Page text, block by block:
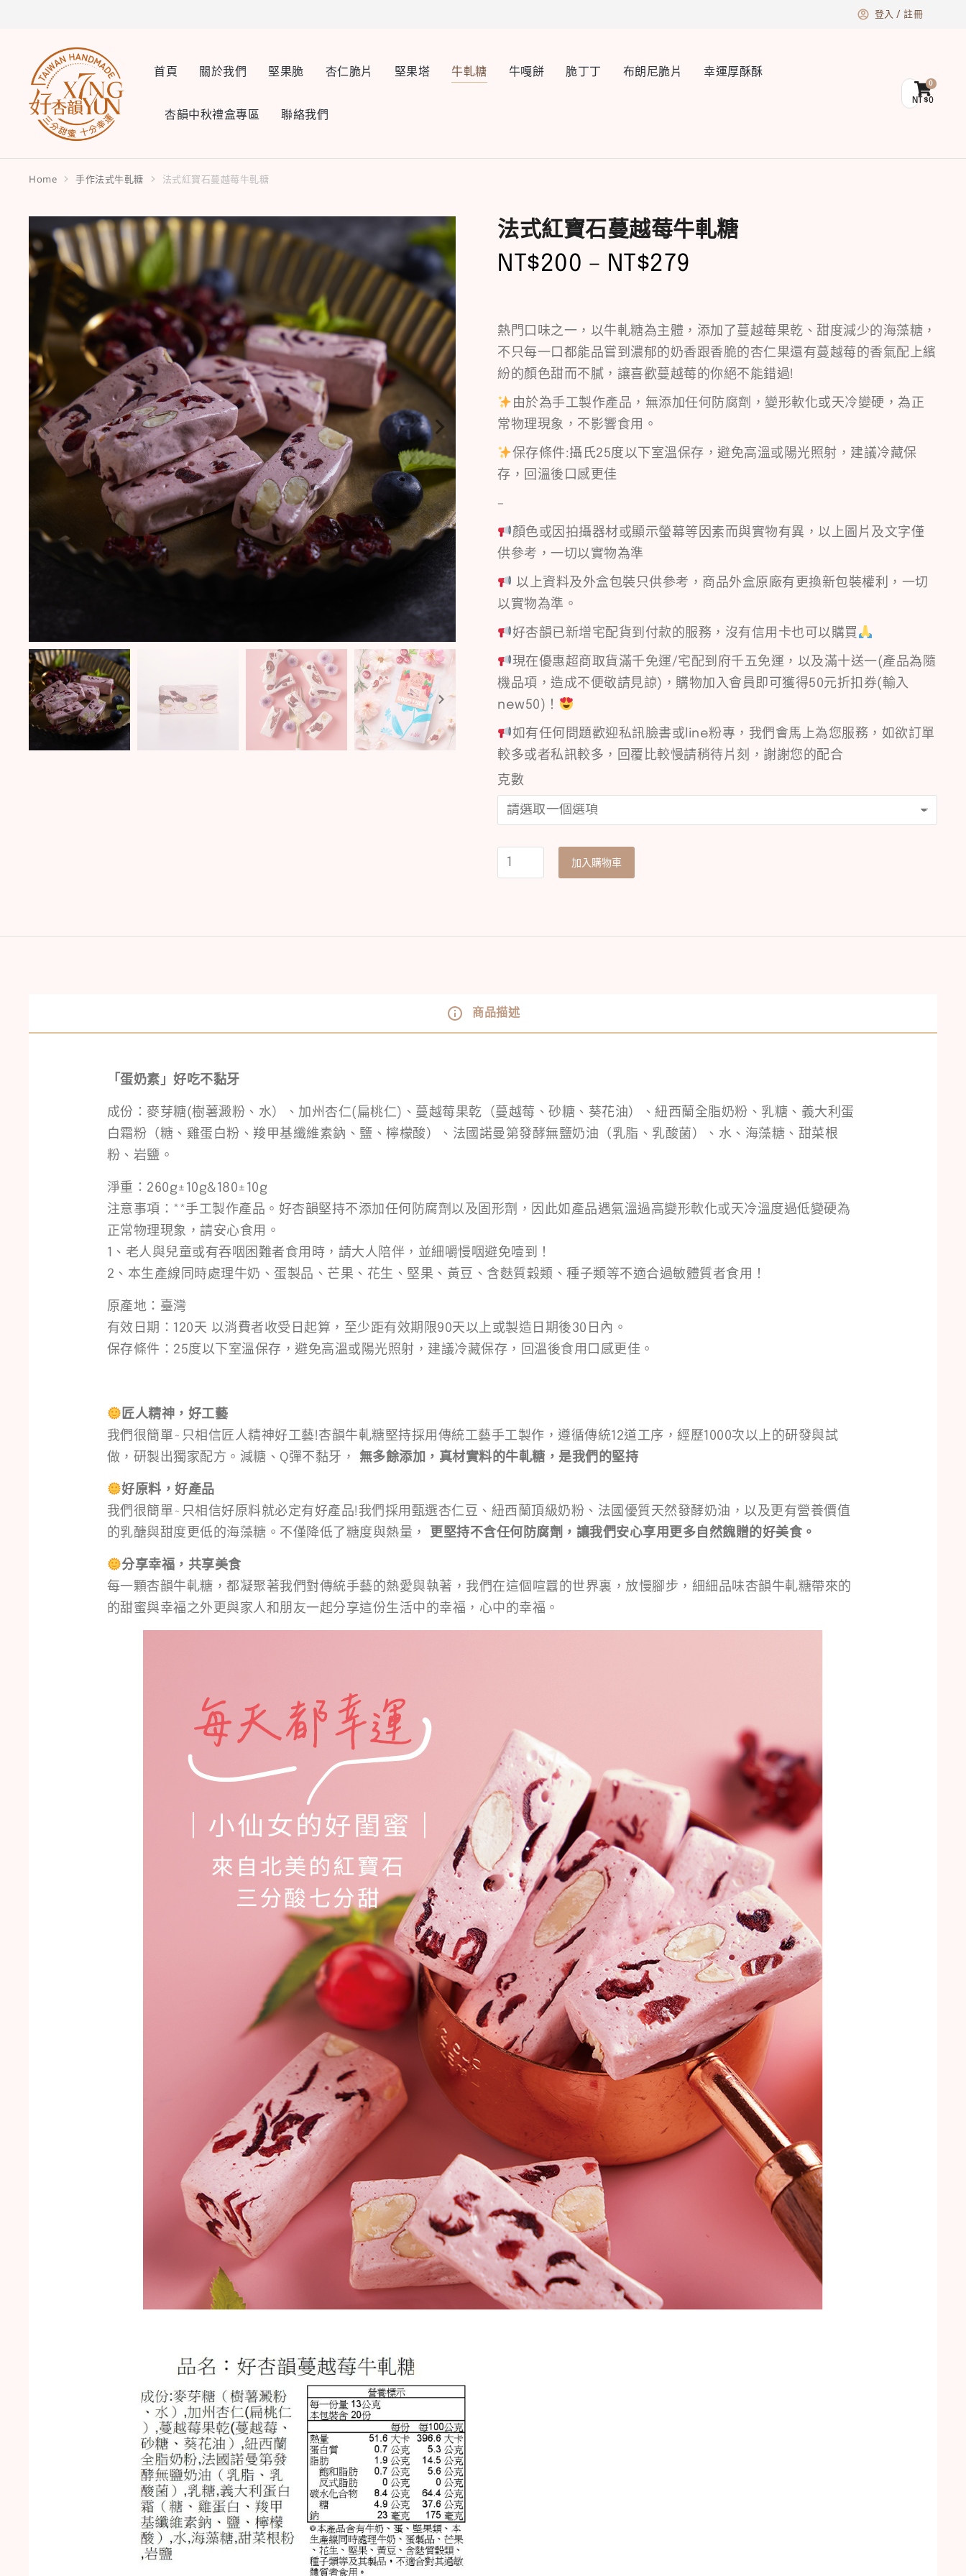
登入 / 註冊
首頁 關於我們 堅果脆 杏仁脆片 堅果塔 牛軋糖 牛嘎餅 脆丁丁 布朗尼脆片 幸運厚酥酥
杏韻中秋禮盒專區 聯絡我們
NT$0
You are here:
Home 手作法式牛軋糖 法式紅寶石蔓越莓牛軋糖
法式紅寶石蔓越莓牛軋糖
NT$200 – NT$279
熱門口味之一，以牛軋糖為主體，添加了蔓越莓果乾、甜度減少的海藻糖，
不只每一口都能品嘗到濃郁的奶香跟香脆的杏仁果還有蔓越莓的香氣配上繽
紛的顏色甜而不膩，讓喜歡蔓越莓的你絕不能錯過!
由於為手工製作產品，無添加任何防腐劑，變形軟化或天冷變硬，為正
常物理現象，不影響食用。
保存條件:攝氏25度以下室溫保存，避免高溫或陽光照射，建議冷藏保
存，回溫後口感更佳
–
顏色或因拍攝器材或顯示螢幕等因素而與實物有異，以上圖片及文字僅
供參考，一切以實物為準
以上資料及外盒包裝只供參考，商品外盒原廠有更換新包裝權利，一切
以實物為準。
好杏韻已新增宅配貨到付款的服務，沒有信用卡也可以購買
現在優惠超商取貨滿千免運/宅配到府千五免運，以及滿十送一(產品為隨
機品項，造成不便敬請見諒)，購物加入會員即可獲得50元折扣券(輸入
new50)！
如有任何問題歡迎私訊臉書或line粉專，我們會馬上為您服務，如欲訂單
較多或者私訊較多，回覆比較慢請稍待片刻，謝謝您的配合
克數
加入購物車
商品描述
「蛋奶素」好吃不黏牙
成份：麥芽糖(樹薯澱粉、水）、加州杏仁(扁桃仁)、蔓越莓果乾（蔓越莓、砂糖、葵花油）、紐西蘭全脂奶粉、乳糖、義大利蛋
白霜粉（糖、雞蛋白粉、羧甲基纖維素鈉、鹽、檸檬酸）、法國諾曼第發酵無鹽奶油（乳脂、乳酸菌）、水、海藻糖、甜菜根
粉、岩鹽。
淨重：260g±10g&180±10g
注意事項：**手工製作產品。好杏韻堅持不添加任何防腐劑以及固形劑，因此如產品遇氣溫過高變形軟化或天冷溫度過低變硬為
正常物理現象，請安心食用。
1、老人與兒童或有吞咽困難者食用時，請大人陪伴，並細嚼慢咽避免噎到！
2、本生產線同時處理牛奶、蛋製品、芒果、花生、堅果、黃豆、含麩質穀類、種子類等不適合過敏體質者食用！
原產地：臺灣
有效日期：120天 以消費者收受日起算，至少距有效期限90天以上或製造日期後30日內。
保存條件：25度以下室溫保存，避免高溫或陽光照射，建議冷藏保存，回溫後食用口感更佳。
匠人精神，好工藝
我們很簡單~只相信匠人精神好工藝!杏韻牛軋糖堅持採用傳統工藝手工製作，遵循傳統12道工序，經歷1000次以上的研發與試
做，研製出獨家配方。減糖、Q彈不黏牙， 無多餘添加，真材實料的牛軋糖，是我們的堅持
好原料，好產品
我們很簡單~只相信好原料就必定有好產品!我們採用甄選杏仁豆、紐西蘭頂級奶粉、法國優質天然發酵奶油，以及更有營養價值
的乳醣與甜度更低的海藻糖。不僅降低了糖度與熱量， 更堅持不含任何防腐劑，讓我們安心享用更多自然餽贈的好美食。
分享幸福，共享美食
每一顆杏韻牛軋糖，都凝聚著我們對傳統手藝的熱愛與執著，我們在這個喧囂的世界裏，放慢腳步，細細品味杏韻牛軋糖帶來的
的甜蜜與幸福之外更與家人和朋友一起分享這份生活中的幸福，心中的幸福。